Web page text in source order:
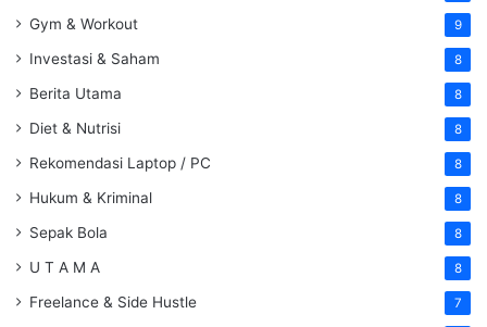
Gym & Workout 9
Investasi & Saham 8
Berita Utama 8
Diet & Nutrisi 8
Rekomendasi Laptop / PC 8
Hukum & Kriminal 8
Sepak Bola 8
U T A M A 8
Freelance & Side Hustle 7